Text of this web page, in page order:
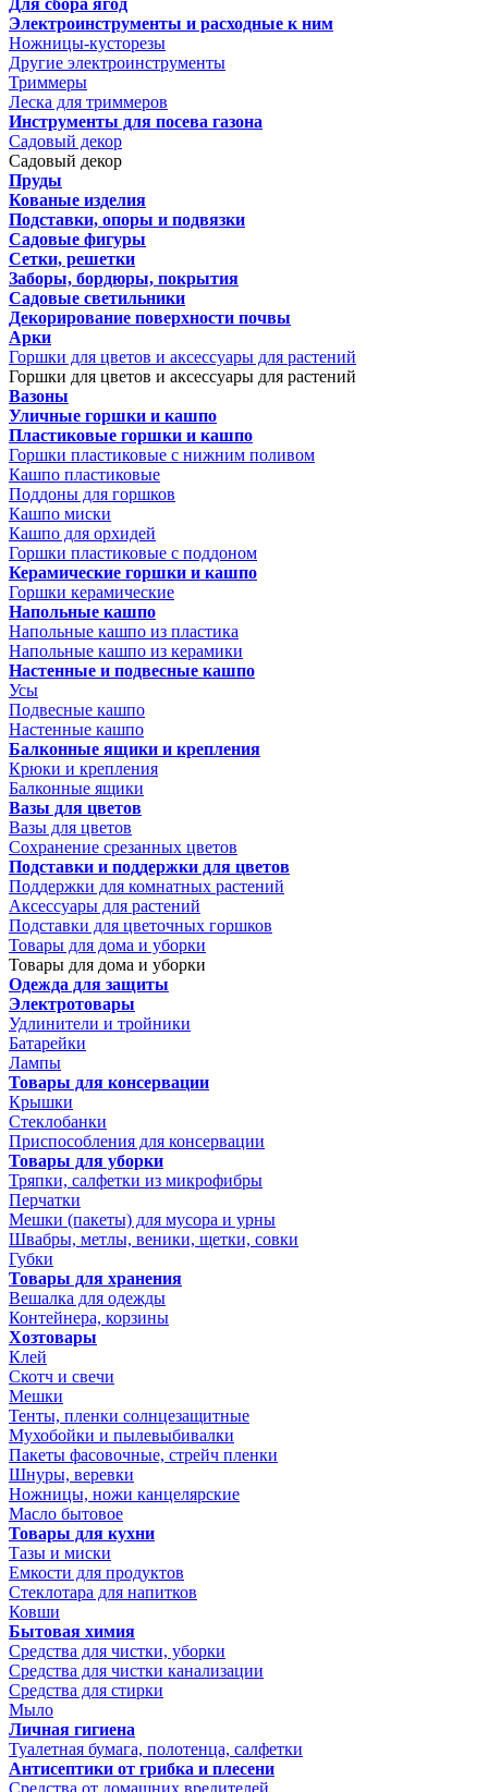
Для сбора ягод
Электроинструменты и расходные к ним
Ножницы-кусторезы
Другие электроинструменты
Триммеры
Леска для триммеров
Инструменты для посева газона
Садовый декор
Садовый декор
Пруды
Кованые изделия
Подставки, опоры и подвязки
Садовые фигуры
Сетки, решетки
Заборы, бордюры, покрытия
Садовые светильники
Декорирование поверхности почвы
Арки
Горшки для цветов и аксессуары для растений
Горшки для цветов и аксессуары для растений
Вазоны
Уличные горшки и кашпо
Пластиковые горшки и кашпо
Горшки пластиковые с нижним поливом
Кашпо пластиковые
Поддоны для горшков
Кашпо миски
Кашпо для орхидей
Горшки пластиковые с поддоном
Керамические горшки и кашпо
Горшки керамические
Напольные кашпо
Напольные кашпо из пластика
Напольные кашпо из керамики
Настенные и подвесные кашпо
Усы
Подвесные кашпо
Настенные кашпо
Балконные ящики и крепления
Крюки и крепления
Балконные ящики
Вазы для цветов
Вазы для цветов
Сохранение срезанных цветов
Подставки и поддержки для цветов
Поддержки для комнатных растений
Аксессуары для растений
Подставки для цветочных горшков
Товары для дома и уборки
Товары для дома и уборки
Одежда для защиты
Электротовары
Удлинители и тройники
Батарейки
Лампы
Товары для консервации
Крышки
Стеклобанки
Приспособления для консервации
Товары для уборки
Тряпки, салфетки из микрофибры
Перчатки
Мешки (пакеты) для мусора и урны
Швабры, метлы, веники, щетки, совки
Губки
Товары для хранения
Вешалка для одежды
Контейнера, корзины
Хозтовары
Клей
Скотч и свечи
Мешки
Тенты, пленки солнцезащитные
Мухобойки и пылевыбивалки
Пакеты фасовочные, стрейч пленки
Шнуры, веревки
Ножницы, ножи канцелярские
Масло бытовое
Товары для кухни
Тазы и миски
Емкости для продуктов
Стеклотара для напитков
Ковши
Бытовая химия
Средства для чистки, уборки
Средства для чистки канализации
Средства для стирки
Мыло
Личная гигиена
Туалетная бумага, полотенца, салфетки
Антисептики от грибка и плесени
Средства от домашних вредителей